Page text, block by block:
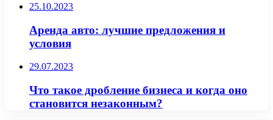
25.10.2023
Аренда авто: лучшие предложения и
условия
29.07.2023
Что такое дробление бизнеса и когда оно
становится незаконным?